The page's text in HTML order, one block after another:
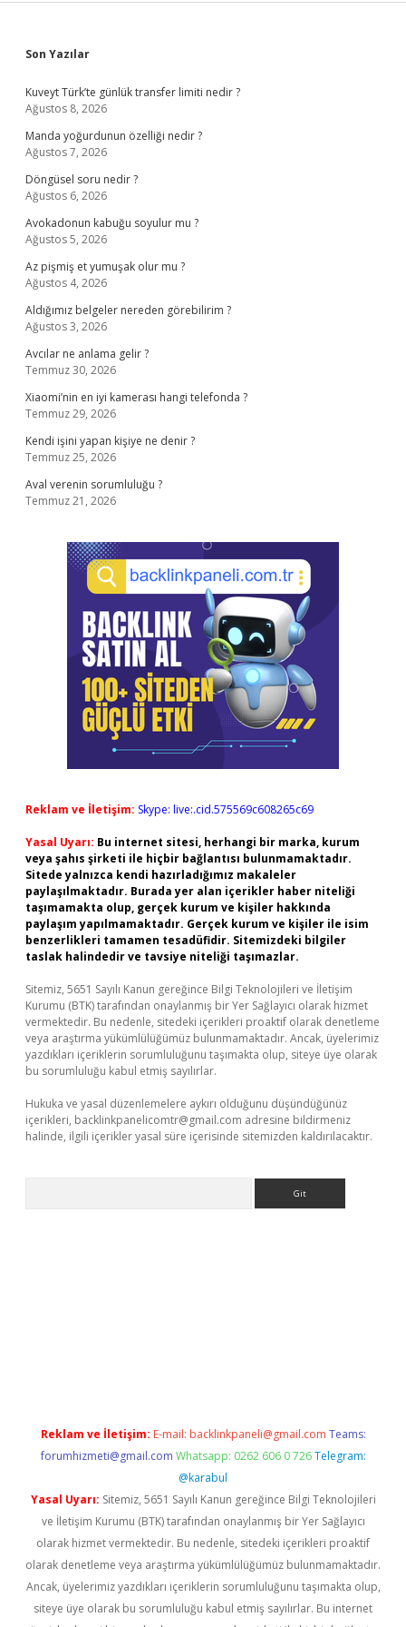
Sidebar
Son Yazılar
Kuveyt Türk’te günlük transfer limiti nedir ?
Ağustos 8, 2026
Manda yoğurdunun özelliği nedir ?
Ağustos 7, 2026
Döngüsel soru nedir ?
Ağustos 6, 2026
Avokadonun kabuğu soyulur mu ?
Ağustos 5, 2026
Az pişmiş et yumuşak olur mu ?
Ağustos 4, 2026
Aldığımız belgeler nereden görebilirim ?
Ağustos 3, 2026
Avcılar ne anlama gelir ?
Temmuz 30, 2026
Xiaomi’nin en iyi kamerası hangi telefonda ?
Temmuz 29, 2026
Kendi işini yapan kişiye ne denir ?
Temmuz 25, 2026
Aval verenin sorumluluğu ?
Temmuz 21, 2026
Reklam ve İletişim: Skype: live:.cid.575569c608265c69
Yasal Uyarı: Bu internet sitesi, herhangi bir marka, kurum
veya şahıs şirketi ile hiçbir bağlantısı bulunmamaktadır.
Sitede yalnızca kendi hazırladığımız makaleler
paylaşılmaktadır. Burada yer alan içerikler haber niteliği
taşımamakta olup, gerçek kurum ve kişiler hakkında
paylaşım yapılmamaktadır. Gerçek kurum ve kişiler ile isim
benzerlikleri tamamen tesadüfidir. Sitemizdeki bilgiler
taslak halindedir ve tavsiye niteliği taşımazlar.
Sitemiz, 5651 Sayılı Kanun gereğince Bilgi Teknolojileri ve İletişim
Kurumu (BTK) tarafından onaylanmış bir Yer Sağlayıcı olarak hizmet
vermektedir. Bu nedenle, sitedeki içerikleri proaktif olarak denetleme
veya araştırma yükümlülüğümüz bulunmamaktadır. Ancak, üyelerimiz
yazdıkları içeriklerin sorumluluğunu taşımakta olup, siteye üye olarak
bu sorumluluğu kabul etmiş sayılırlar.
Hukuka ve yasal düzenlemelere aykırı olduğunu düşündüğünüz
içerikleri, backlinkpanelicomtr@gmail.com adresine bildirmeniz
halinde, ilgili içerikler yasal süre içerisinde sitemizden kaldırılacaktır.
Reklam ve İletişim: E-mail: backlinkpaneli@gmail.com Teams:
forumhizmeti@gmail.com Whatsapp: 0262 606 0 726 Telegram:
@karabul
Yasal Uyarı: Sitemiz, 5651 Sayılı Kanun gereğince Bilgi Teknolojileri
ve İletişim Kurumu (BTK) tarafından onaylanmış bir Yer Sağlayıcı
olarak hizmet vermektedir. Bu nedenle, sitedeki içerikleri proaktif
olarak denetleme veya araştırma yükümlülüğümüz bulunmamaktadır.
Ancak, üyelerimiz yazdıkları içeriklerin sorumluluğunu taşımakta olup,
siteye üye olarak bu sorumluluğu kabul etmiş sayılırlar. Bu internet